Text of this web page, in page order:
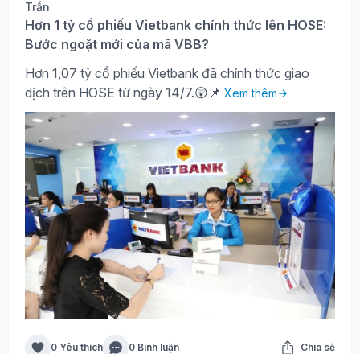
Hơn 1 tỷ cổ phiếu Vietbank chính thức lên HOSE:
Bước ngoặt mới của mã VBB?
Hơn 1,07 tỷ cổ phiếu Vietbank đã chính thức giao
dịch trên HOSE từ ngày 14/7.😲📌 Xem thêm
0 Yêu thích 0 Bình luận Chia sẻ